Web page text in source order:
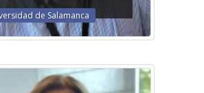
de Salamanca